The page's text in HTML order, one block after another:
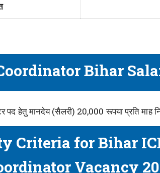
Bihar
पद हेतु मानदेय (सैलरी) 20,000 रूपया प्रति माह
Criteria for Bihar
Vacancy